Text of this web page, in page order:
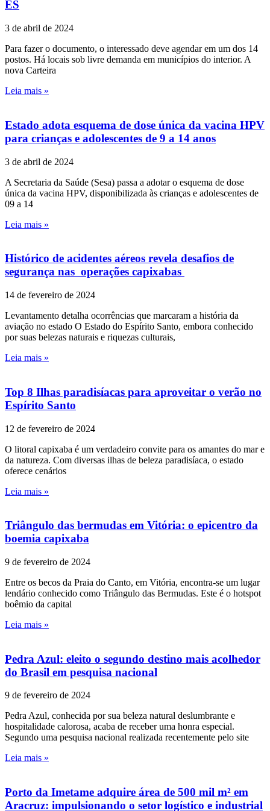
ES
3 de abril de 2024
Para fazer o documento, o interessado deve agendar em um dos 14
postos. Há locais sob livre demanda em municípios do interior. A
nova Carteira
Leia mais »
Estado adota esquema de dose única da vacina HPV
para crianças e adolescentes de 9 a 14 anos
3 de abril de 2024
A Secretaria da Saúde (Sesa) passa a adotar o esquema de dose
única da vacina HPV, disponibilizada às crianças e adolescentes de
09 a 14
Leia mais »
Histórico de acidentes aéreos revela desafios de
segurança nas operações capixabas
14 de fevereiro de 2024
Levantamento detalha ocorrências que marcaram a história da
aviação no estado O Estado do Espírito Santo, embora conhecido
por suas belezas naturais e riquezas culturais,
Leia mais »
Top 8 Ilhas paradisíacas para aproveitar o verão no
Espírito Santo
12 de fevereiro de 2024
O litoral capixaba é um verdadeiro convite para os amantes do mar e
da natureza. Com diversas ilhas de beleza paradisíaca, o estado
oferece cenários
Leia mais »
Triângulo das bermudas em Vitória: o epicentro da
boemia capixaba
9 de fevereiro de 2024
Entre os becos da Praia do Canto, em Vitória, encontra-se um lugar
lendário conhecido como Triângulo das Bermudas. Este é o hotspot
boêmio da capital
Leia mais »
Pedra Azul: eleito o segundo destino mais acolhedor
do Brasil em pesquisa nacional
9 de fevereiro de 2024
Pedra Azul, conhecida por sua beleza natural deslumbrante e
hospitalidade calorosa, acaba de receber uma honra especial.
Segundo uma pesquisa nacional realizada recentemente pelo site
Leia mais »
Porto da Imetame adquire área de 500 mil m² em
Aracruz: impulsionando o setor logístico e industrial